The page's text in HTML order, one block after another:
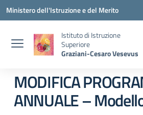
Vai ai contenuti
Vai al menu di navigazione
Vai al footer
Ministero dell'Istruzione e del Merito
Istituto di Istruzione
Superiore
Graziani-Cesaro Vesevus
MODIFICA
ANNUALE –